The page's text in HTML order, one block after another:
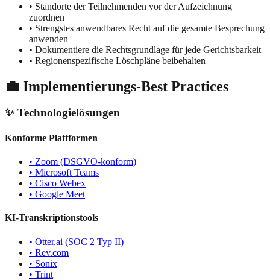
• Standorte der Teilnehmenden vor der Aufzeichnung
zuordnen
• Strengstes anwendbares Recht auf die gesamte Besprechung
anwenden
• Dokumentiere die Rechtsgrundlage für jede Gerichtsbarkeit
• Regionen­spezifische Löschpläne beibehalten
💼 Implementierungs-Best Practices
✨ Technologielösungen
Konforme Plattformen
• Zoom (DSGVO-konform)
• Microsoft Teams
• Cisco Webex
• Google Meet
KI-Transkriptionstools
• Otter.ai (SOC 2 Typ II)
• Rev.com
• Sonix
• Trint